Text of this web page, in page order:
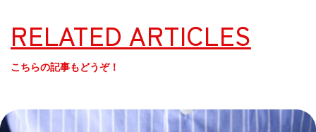
RELATED ARTICLES
こちらの記事もどうぞ！